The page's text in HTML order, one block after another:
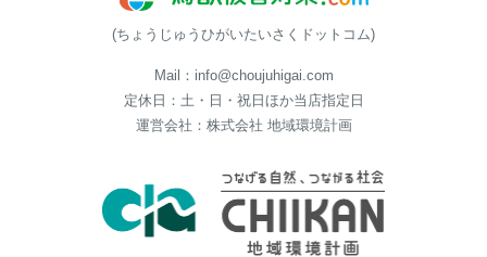
(ちょうじゅうひがいたいさくドットコム)
Mail：info@choujuhigai.com
定休日：土・日・祝日ほか当店指定日
運営会社：株式会社 地域環境計画